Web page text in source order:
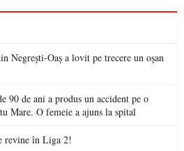
Negrești-Oaș a lovit pe trecere un oșan
de ani a produs un accident pe o
Mare. O femeie a ajuns la spital
revine în Liga 2!